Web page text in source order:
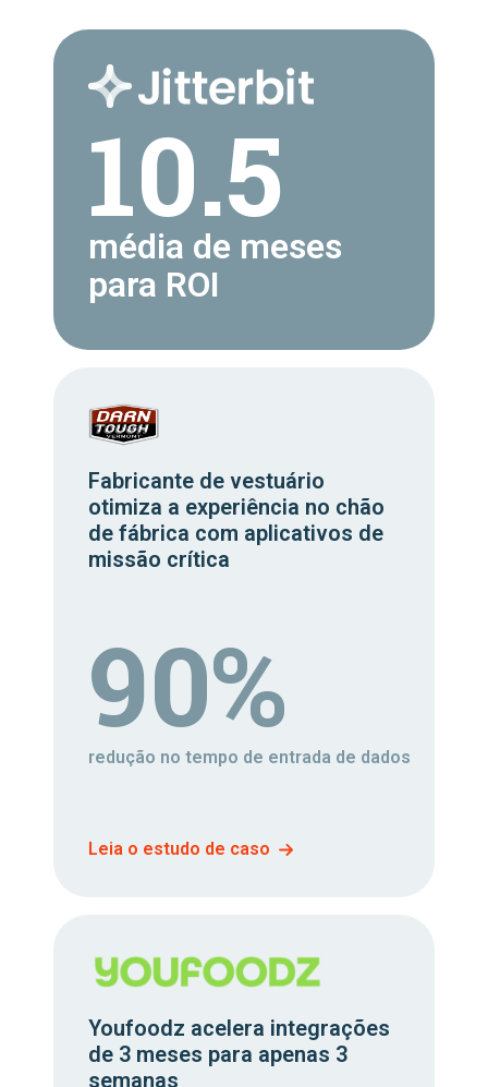
10.5
média de meses
para ROI
Fabricante de vestuário
otimiza a experiência no chão
de fábrica com aplicativos de
missão crítica
90%
redução no tempo de entrada de dados
Leia o estudo de caso
Youfoodz acelera integrações
de 3 meses para apenas 3
semanas